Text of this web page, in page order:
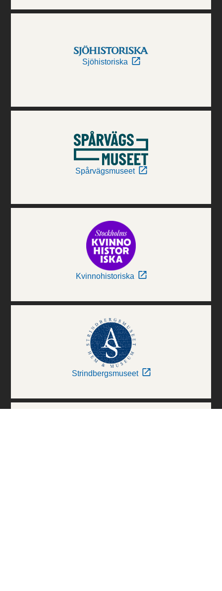
Sjöhistoriska
Spårvägsmuseet
Kvinnohistoriska
Strindbergsmuseet